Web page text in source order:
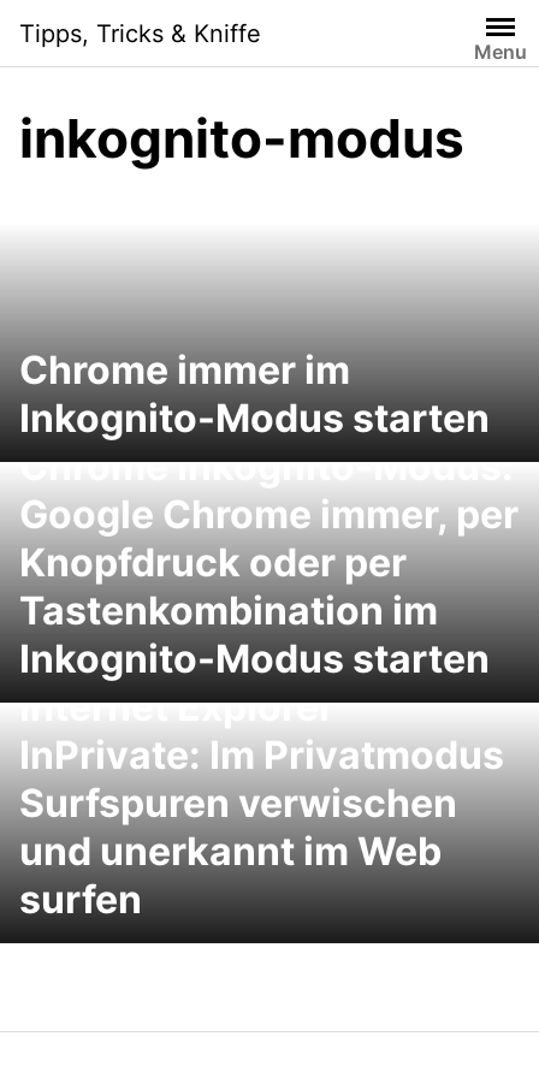
content
Tipps, Tricks & Kniffe
Menu
inkognito-modus
Chrome immer im
Inkognito-Modus starten
Chrome Inkognito-Modus:
Google Chrome immer, per
Knopfdruck oder per
Tastenkombination im
Inkognito-Modus starten
Internet Explorer
InPrivate: Im Privatmodus
Surfspuren verwischen
und unerkannt im Web
surfen